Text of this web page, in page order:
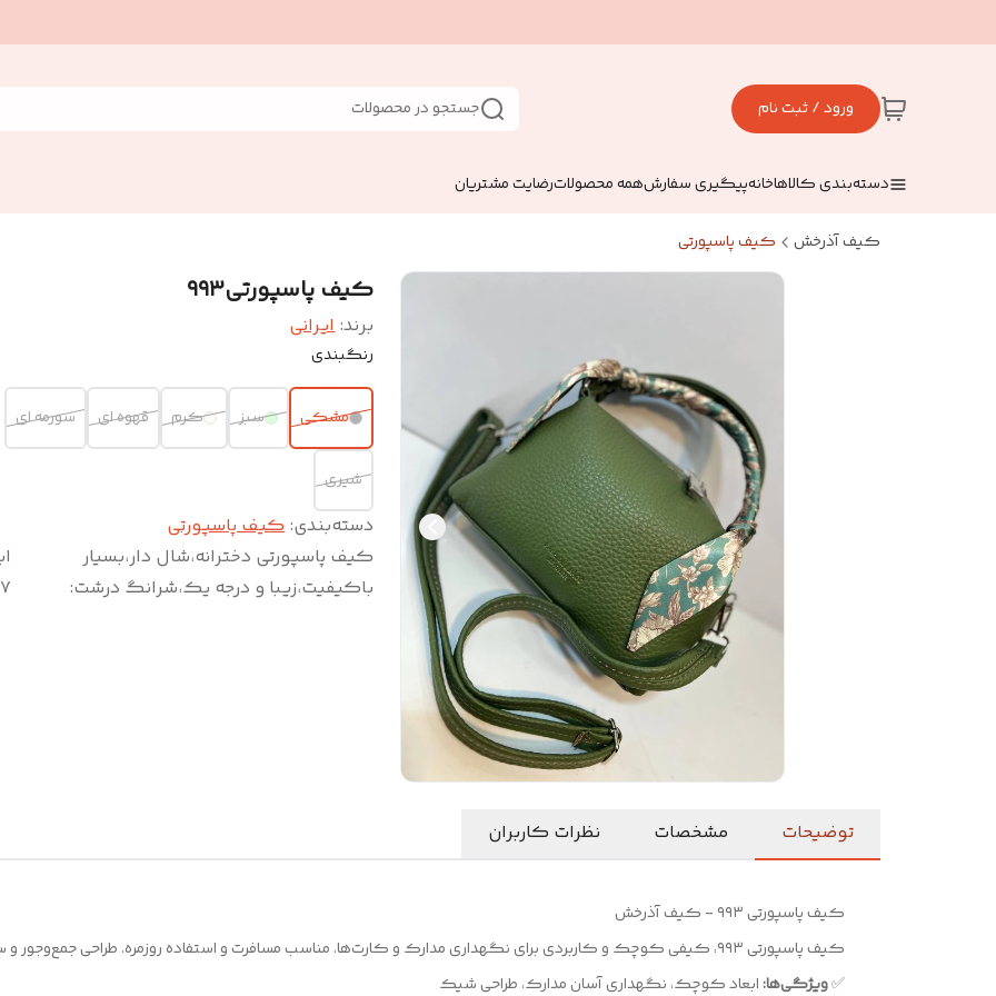
ورود / ثبت نام جستجو در محصولات
دسته‌بندی کالاهاخانهپیگیری سفارشهمه محصولاترضایت مشتریان
کیف آذرخش کیف پاسپورتی
کیف پاسپورتی۹۹۳
برند:ایرانی
رنگبندی
مشکی سبز کرم قهوه ای سورمه ای
شیری
دسته‌بندی:کیف پاسپورتی
کیف پاسپورتی دخترانه،شال دار،بسیار
باکیفیت،زیبا و درجه یک،شرانگ درشت:
توضیحات مشخصات نظرات کاربران
کیف پاسپورتی ۹۹۳ - کیف آذرخش
کیف پاسپورتی ۹۹۳، کیفی کوچک و کاربردی برای نگهداری مدارک و کارت‌ها. مناسب مسافرت و استفاده روزمره. طراحی جمع‌وجور و سبک.
✅ویژگی‌ها: ابعاد کوچک، نگهداری آسان مدارک، طراحی شیک